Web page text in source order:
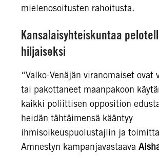
mielenosoitusten rahoitusta.
Kansalaisyhteiskuntaa
hiljaiseksi
“Valko-Venäjän viranomaiset ovat
tai pakottaneet maanpakoon
kaikki poliittisen opposition
heidän tähtäimensä kääntyy
ihmisoikeuspuolustajiin ja
Amnestyn kampanjavastaava